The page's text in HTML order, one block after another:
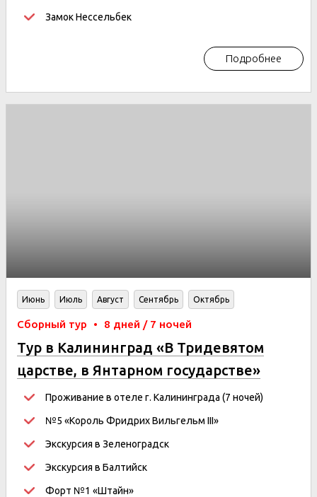
Замок Нессельбек
Подробнее
Июнь Июль Август Сентябрь Октябрь
Сборный тур • 8 дней / 7 ночей
Тур в Калининград «В Тридевятом
царстве, в Янтарном государстве»
Проживание в отеле г. Калининграда (7 ночей)
№5 «Король Фридрих Вильгельм III»
Экскурсия в Зеленоградск
Экскурсия в Балтийск
Форт №1 «Штайн»